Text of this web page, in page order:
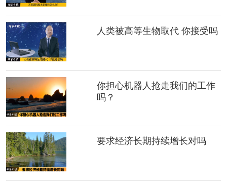
人类被高等生物取代 你接受吗
你担心机器人抢走我们的工作
吗？
要求经济长期持续增长对吗